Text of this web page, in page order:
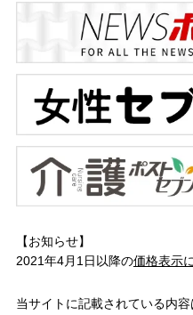
【お知らせ】
2021年4月1日以降の価格表示
当サイトに記載されている内